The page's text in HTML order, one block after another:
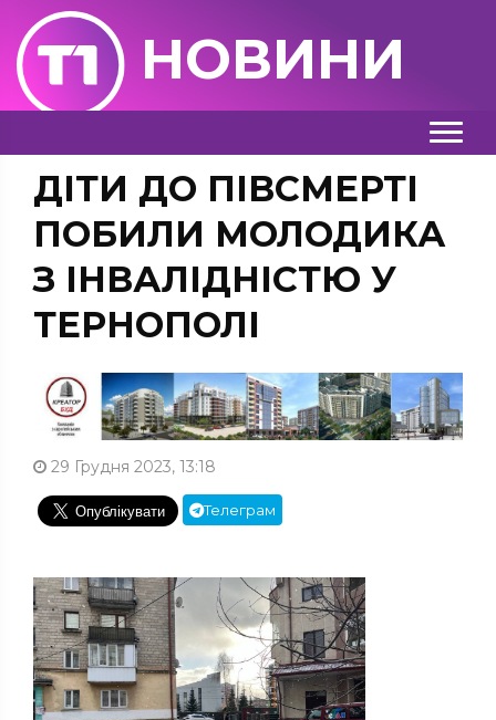
НОВИНИ
ДІТИ ДО ПІВСМЕРТІ
ПОБИЛИ МОЛОДИКА
З ІНВАЛІДНІСТЮ У
ТЕРНОПОЛІ
29 Грудня 2023, 13:18
Телеграм